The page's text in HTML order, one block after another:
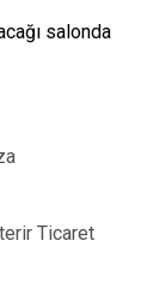
salonda
Ticaret